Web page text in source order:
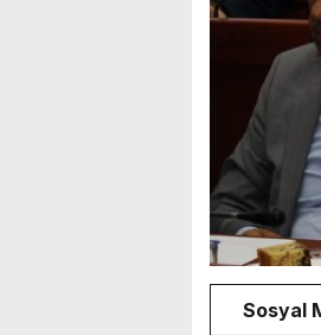
Sosyal